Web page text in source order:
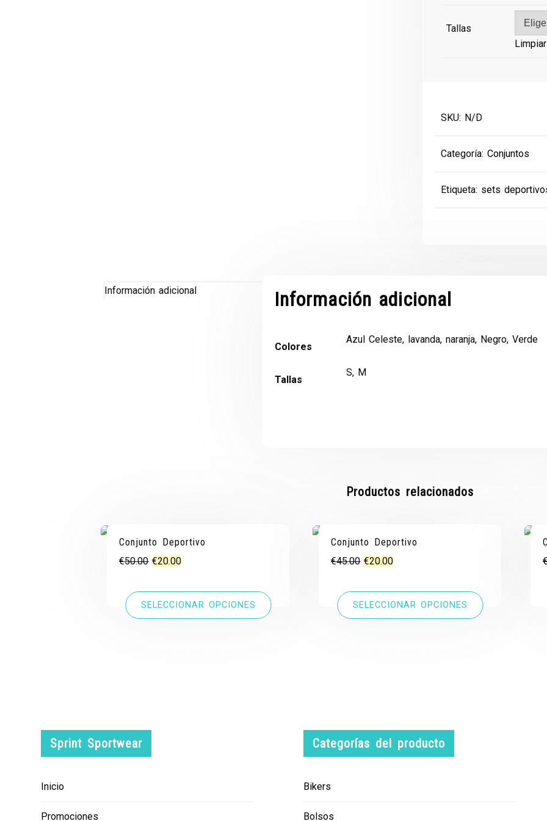
Tallas
Limpiar
SKU: N/D
Categoría:Conjuntos
Etiqueta: sets
Información adicional Información adicional
Colores
Azul Celeste, lavanda, naranja, Negro, Verde
Tallas
S, M
Productos relacionados
Conjunto Deportivo
€50.00 El
original
era:
€20.00El
actual
es:
SELECCIONAR OPCIONES
Conjunto Deportivo
€45.00 El
original
era:
€20.00El
actual
es:
SELECCIONAR OPCIONES
Sprint Sportwear
Inicio
Promociones
Categorías del producto
Bikers
Bolsos